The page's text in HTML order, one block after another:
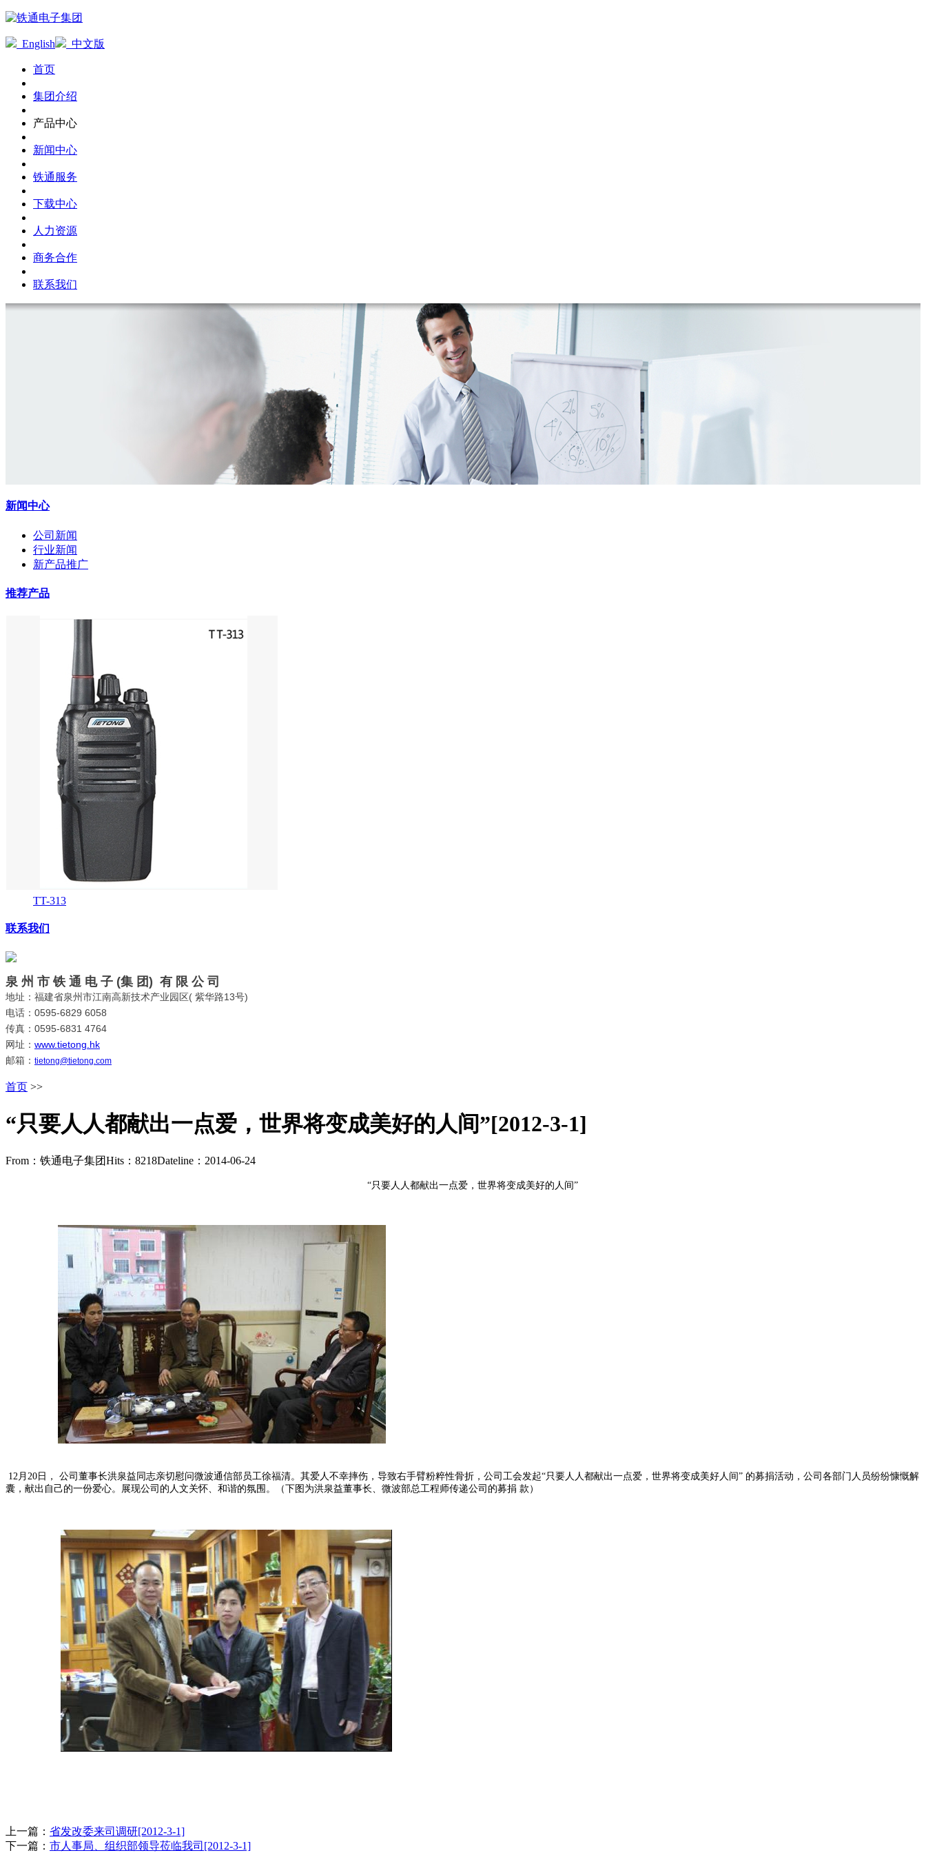
English 中文版
首页
集团介绍
产品中心
新闻中心
铁通服务
下载中心
人力资源
商务合作
联系我们
新闻中心
公司新闻
行业新闻
新产品推广
推荐产品
TT-313
联系我们
泉 州 市 铁 通 电 子 (集 团) 有 限 公 司
地址：福建省泉州市江南高新技术产业园区( 紫华路13号)
电话：0595-6829 6058
传真：0595-6831 4764
网址： www.tietong.hk
邮箱： tietong@tietong.com
首页 >>
“只要人人都献出一点爱，世界将变成美好的人间”[2012-3-1]
From：铁通电子集团Hits： 8218Dateline：2014-06-24
“只要人人都献出一点爱，世界将变成美好的人间”
12月 20 日， 公司董事长洪泉益同志亲切慰问微波通信部员工徐福清。其爱人不幸摔伤，导致右手臂粉粹性骨折，公司工会发起“只要人人都献出一点爱，世界将变成美好人间” 的募捐活动，公司各部门人员纷纷慷慨解
囊，献出自己的一份爱心。展现公司的人文关怀、和谐的氛围。（下图为洪泉益董事长、微波部总工程师传递公司的募捐 款）
上一篇： 省发改委来司调研[2012-3-1]
下一篇： 市人事局、组织部领导莅临我司[2012-3-1]